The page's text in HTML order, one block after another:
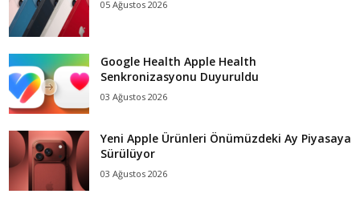
05 Ağustos 2026
Google Health Apple Health
Senkronizasyonu Duyuruldu
03 Ağustos 2026
Yeni Apple Ürünleri Önümüzdeki Ay Piyasaya
Sürülüyor
03 Ağustos 2026